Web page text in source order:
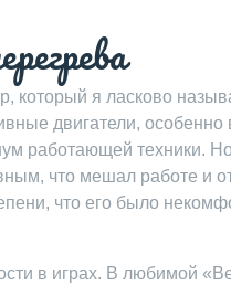
который я ласково
двигатели, особенно
работающей техники.
что мешал работе и
что его было
в играх. В любимой